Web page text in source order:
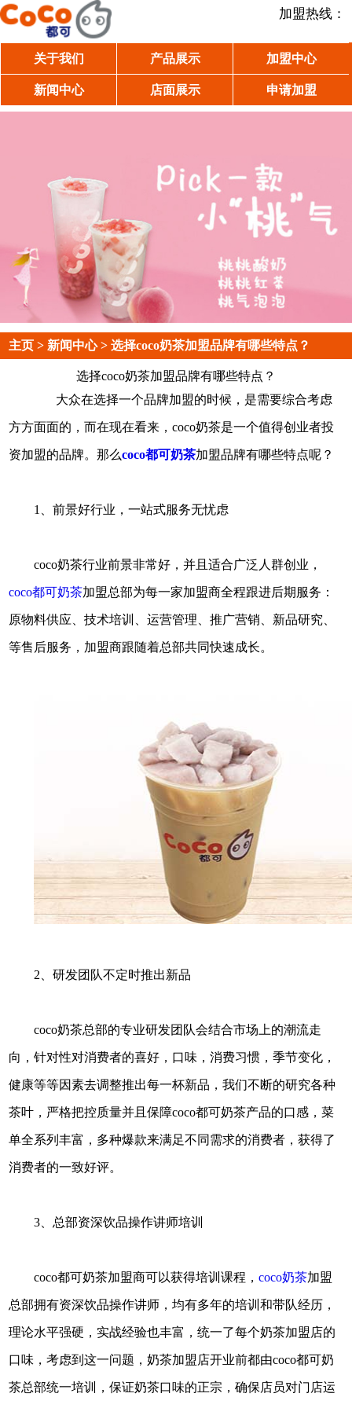
加盟热线：
关于我们 产品展示 加盟中心
新闻中心 店面展示 申请加盟
主页 > 新闻中心> 选择coco奶茶加盟品牌有哪些特点？
选择coco奶茶加盟品牌有哪些特点？
大众在选择一个品牌加盟的时候，是需要综合考虑
方方面面的，而在现在看来，coco奶茶是一个值得创业者投
资加盟的品牌。那么coco都可奶茶加盟品牌有哪些特点呢？
1、前景好行业，一站式服务无忧虑
coco奶茶行业前景非常好，并且适合广泛人群创业，
coco都可奶茶加盟总部为每一家加盟商全程跟进后期服务：
原物料供应、技术培训、运营管理、推广营销、新品研究、
等售后服务，加盟商跟随着总部共同快速成长。
2、研发团队不定时推出新品
coco奶茶总部的专业研发团队会结合市场上的潮流走
向，针对性对消费者的喜好，口味，消费习惯，季节变化，
健康等等因素去调整推出每一杯新品，我们不断的研究各种
茶叶，严格把控质量并且保障coco都可奶茶产品的口感，菜
单全系列丰富，多种爆款来满足不同需求的消费者，获得了
消费者的一致好评。
3、总部资深饮品操作讲师培训
coco都可奶茶加盟商可以获得培训课程，coco奶茶加盟
总部拥有资深饮品操作讲师，均有多年的培训和带队经历，
理论水平强硬，实战经验也丰富，统一了每个奶茶加盟店的
口味，考虑到这一问题，奶茶加盟店开业前都由coco都可奶
茶总部统一培训，保证奶茶口味的正宗，确保店员对门店运